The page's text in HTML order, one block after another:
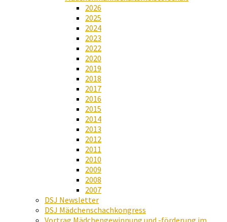
2026
2025
2024
2023
2022
2020
2019
2018
2017
2016
2015
2014
2013
2012
2011
2010
2009
2008
2007
DSJ Newsletter
DSJ Mädchenschachkongress
Vortrag Mädchengewinnung und -förderung im